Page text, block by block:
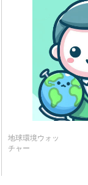
地球環境ウォッ
チャー